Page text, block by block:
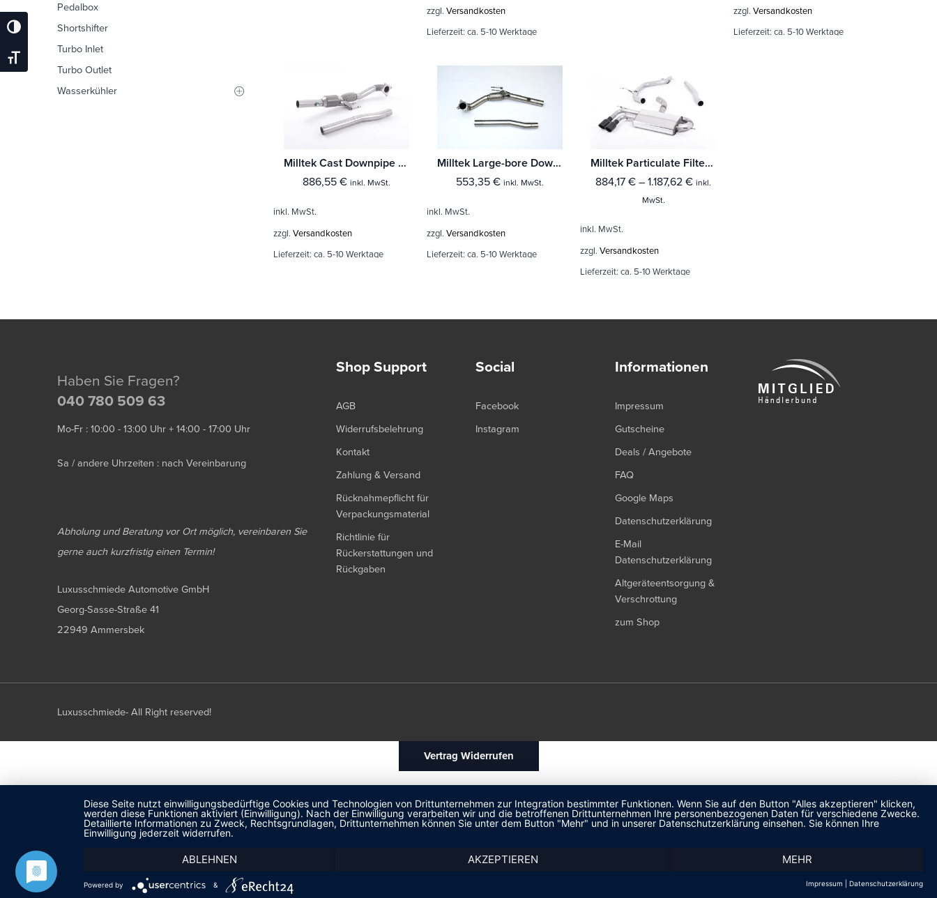
Umschalten Auf Hohe Kontraste
Schrift Vergrößern
zzgl. Versandkosten
Lieferzeit: ca. 5-10 Werktage
zzgl. Versandkosten
Lieferzeit: ca. 5-10 Werktage
Milltek Cast Downpipe with Race Cat Volkswagen Scirocco GT 2.0 TSi 200PS
886,55 € inkl. MwSt.
inkl. MwSt.
zzgl. Versandkosten
Lieferzeit: ca. 5-10 Werktage
Milltek Large-bore Downpipe und De-cat Volkswagen Scirocco GT 2.0 TSi 200PS
553,35 € inkl. MwSt.
inkl. MwSt.
zzgl. Versandkosten
Lieferzeit: ca. 5-10 Werktage
Milltek Particulate Filter-back Volkswagen Scirocco GT 2.0 TDI CR 170
884,17 € – 1.187,62 € inkl.
MwSt.
inkl. MwSt.
zzgl. Versandkosten
Lieferzeit: ca. 5-10 Werktage
Pedalbox
Shortshifter
Turbo Inlet
Turbo Outlet
Wasserkühler
Haben Sie Fragen?
040 780 509 63
Mo-Fr : 10:00 - 13:00 Uhr + 14:00 - 17:00 Uhr
Sa / andere Uhrzeiten : nach Vereinbarung
Abholung und Beratung vor Ort möglich, vereinbaren Sie
gerne auch kurzfristig einen Termin!
Luxusschmiede Automotive GmbH
Georg-Sasse-Straße 41
22949 Ammersbek
Shop Support
AGB
Widerrufsbelehrung
Kontakt
Zahlung & Versand
Rücknahmepflicht für
Verpackungsmaterial
Richtlinie für
Rückerstattungen und
Rückgaben
Social
Facebook
Instagram
Informationen
Impressum
Gutscheine
Deals / Angebote
FAQ
Google Maps
Datenschutzerklärung
E-Mail
Datenschutzerklärung
Altgeräteentsorgung &
Verschrottung
zum Shop
Luxusschmiede- All Right reserved!
Vertrag Widerrufen
Diese Seite nutzt einwilligungsbedürftige Cookies und Technologien von Drittunternehmen zur Integration bestimmter Funktionen. Wenn Sie auf den Button "Alles akzeptieren" klicken,
werden diese Funktionen aktiviert (Einwilligung). Nach der Einwilligung verarbeiten wir und die betroffenen Drittunternehmen Ihre personenbezogenen Daten für verschiedene Zwecke.
Detaillierte Informationen zu Zweck, Rechtsgrundlagen, Drittunternehmen können Sie unter dem Button "Mehr" und in unserer Datenschutzerklärung einsehen. Sie können Ihre
Einwilligung jederzeit widerrufen.
ABLEHNEN AKZEPTIEREN MEHR
Powered by & Impressum Datenschutzerklärung